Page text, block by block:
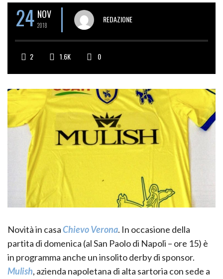
24 NOV
2018
REDAZIONE
2 1.6K 0
Novità in casaChievo Verona. In occasione della
partita di domenica (al San Paolo di Napoli – ore 15) è
in programma anche un insolito derby di sponsor.
Mulish, azienda napoletana di alta sartoria con sede a